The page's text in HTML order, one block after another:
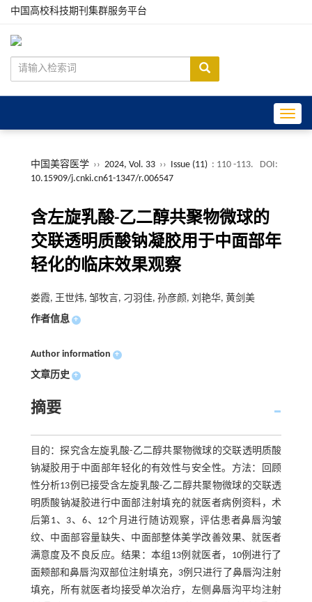
中国高校科技期刊集群服务平台
中国美容医学 ›› 2024, Vol. 33 ›› Issue (11) : 110 -113.
DOI:
10.15909/j.cnki.cn61-1347/r.006547
含左旋乳酸-乙二醇共聚物微球的
交联透明质酸钠凝胶用于中面部年
轻化的临床效果观察
娄霞, 王世炜, 邹牧言, 刁羽佳, 孙彦颜, 刘艳华, 黄剑美
作者信息 +
Author information +
文章历史 +
摘要
目的：探究含左旋乳酸-乙二醇共聚物微球的交联透明质酸
钠凝胶用于中面部年轻化的有效性与安全性。方法：回顾
性分析13例已接受含左旋乳酸-乙二醇共聚物微球的交联透
明质酸钠凝胶进行中面部注射填充的就医者病例资料，术
后第1、3、6、12个月进行随访观察，评估患者鼻唇沟皱
纹、中面部容量缺失、中面部整体美学改善效果、就医者
满意度及不良反应。结果：本组13例就医者，10例进行了
面颊部和鼻唇沟双部位注射填充，3例只进行了鼻唇沟注射
填充，所有就医者均接受单次治疗，左侧鼻唇沟平均注射